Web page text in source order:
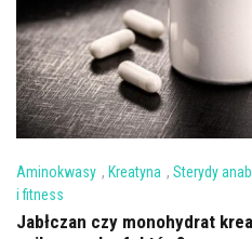
Aminokwasy , Kreatyna , Sterydy
i fitness
Jabłczan czy monohydrat